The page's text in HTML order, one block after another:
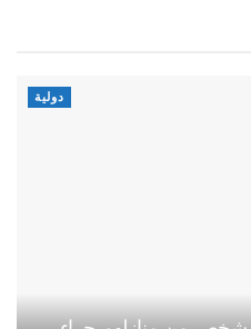
دولية